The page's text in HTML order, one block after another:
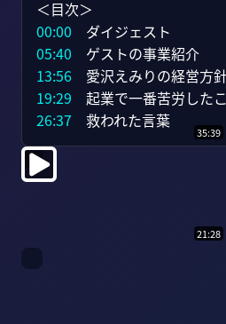
00:00
05:40
13:56
19:29
26:37 救われた言葉
35:39
21:28